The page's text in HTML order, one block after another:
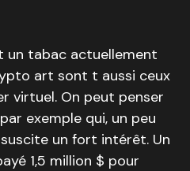
un tabac actuellement
art sont t aussi ceux
virtuel. On peut penser
exemple qui, un peu
un fort intérêt. Un
1,5 million $ pour